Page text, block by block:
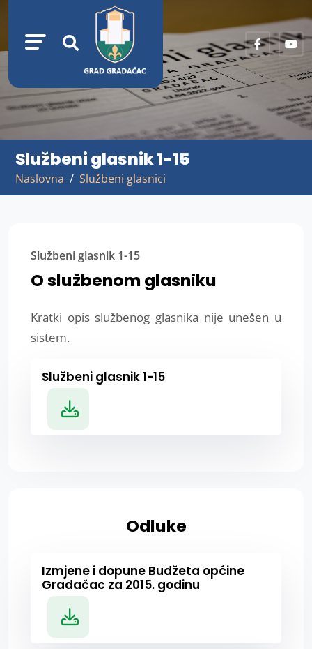
Službeni glasnik 1-15
Naslovna Službeni glasnici
Službeni glasnik 1-15
O službenom glasniku
Kratki opis službenog glasnika nije unešen u
sistem.
Službeni glasnik 1-15
Odluke
Izmjene i dopune Budžeta općine
Gradačac za 2015. godinu